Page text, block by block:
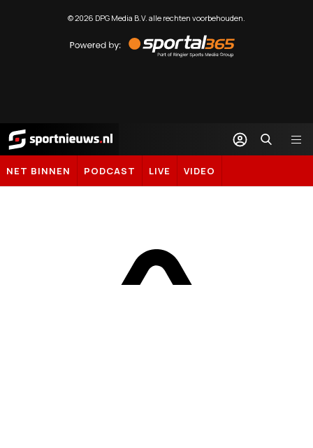
©2026 DPG Media B.V. alle rechten voorbehouden.
by
Sportal365
Sportnieuws.nl
NET BINNEN PODCAST LIVE VIDEO